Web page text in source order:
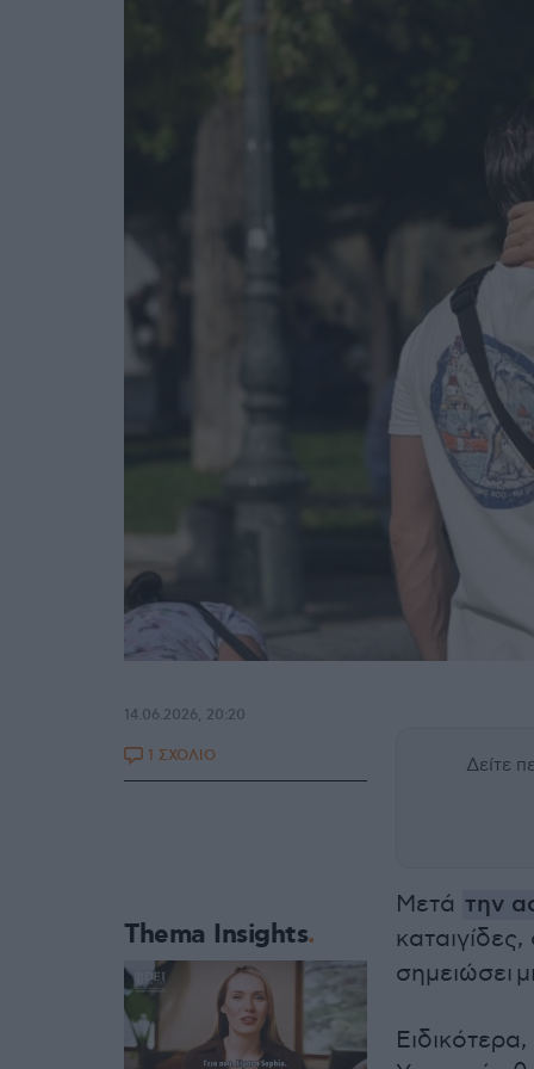
Δείτε
Μετά την
σημειώσει
14.06.2026, 20:20
1 ΣΧΟΛΙΟ
Thema Insights